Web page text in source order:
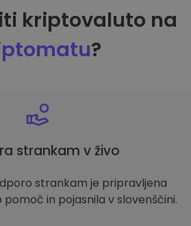
kriptovaluto na
?
strankam v živo
strankam je pripravljena
in pojasnila v slovenščini.